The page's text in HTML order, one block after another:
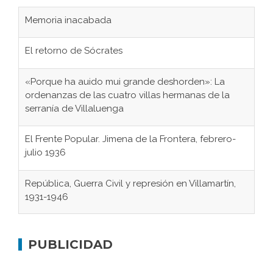
Memoria inacabada
El retorno de Sócrates
«Porque ha auido mui grande deshorden»: La
ordenanzas de las cuatro villas hermanas de la
serranía de Villaluenga
El Frente Popular. Jimena de la Frontera, febrero-
julio 1936
República, Guerra Civil y represión en Villamartín,
1931-1946
concentración nazis
PUBLICIDAD